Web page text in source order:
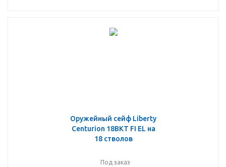
Оружейный сейф Liberty
Centurion 18BKT FI EL на
18 стволов
Под заказ